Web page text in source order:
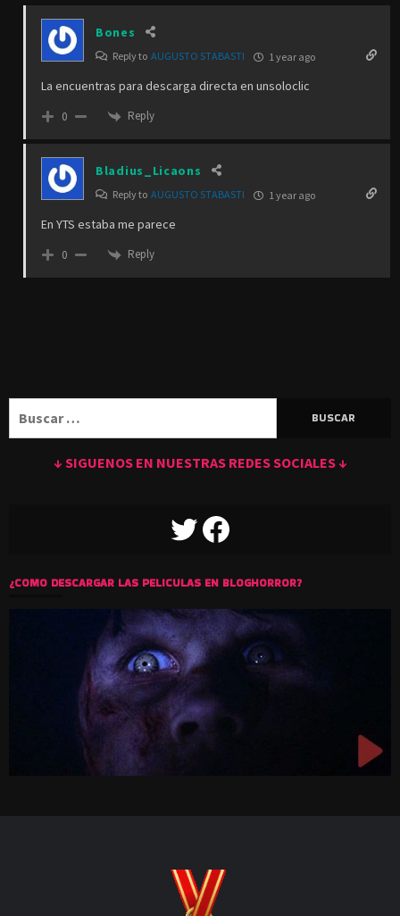
Bones
Reply to AUGUSTO STABASTI 1 year ago
La encuentras para descarga directa en unsoloclic
0 Reply
Bladius_Licaons
Reply to AUGUSTO STABASTI 1 year ago
En YTS estaba me parece
0 Reply
↓ SIGUENOS EN NUESTRAS REDES SOCIALES ↓
TWITTERFACEBOOK
¿COMO DESCARGAR LAS PELICULAS EN BLOGHORROR?